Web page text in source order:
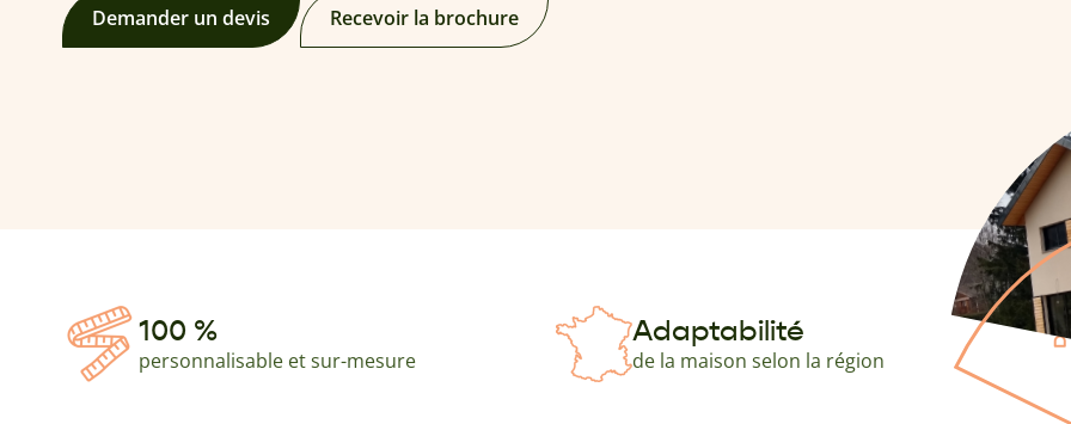
Demander un devis Recevoir la brochure
100 %
personnalisable et sur-mesure
Adaptabilité
de la maison selon la région